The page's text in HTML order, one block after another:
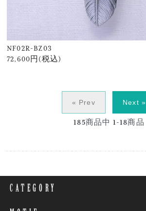
NF02R-BZ03
72,600円(税込)
« Prev Next »
185商品中 1-18商品
CATEGORY